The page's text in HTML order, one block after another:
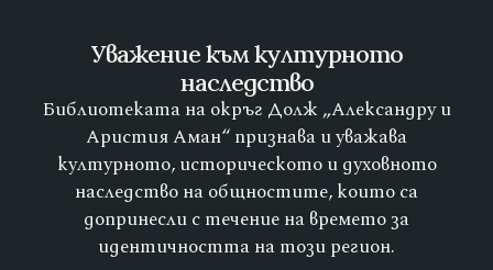
Уважение към културното
наследство
Библиотеката на окръг Долж „Александру и
Аристия Аман“ признава и уважава
културното, историческото и духовното
наследство на общностите, които са
допринесли с течение на времето за
идентичността на този регион.